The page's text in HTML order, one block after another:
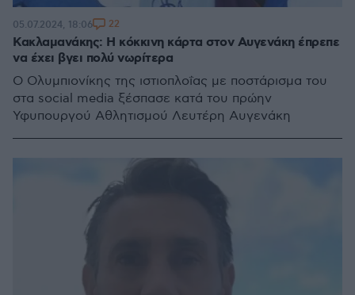
Κακλαμανάκης: Η κόκκινη κάρτα στον Αυγενάκη έπρεπε
να έχει βγει πολύ νωρίτερα
Ο Ολυμπιονίκης της ιστιοπλοΐας με ποστάρισμα του
στα social media ξέσπασε κατά του πρώην
Υφυπουργού Αθλητισμού Λευτέρη Αυγενάκη
05.07.2024, 18:06 22